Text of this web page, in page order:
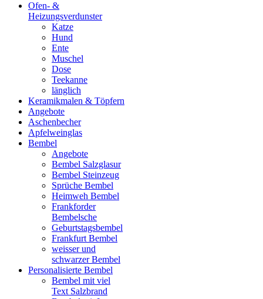
Ofen- &
Heizungsverdunster
Katze
Hund
Ente
Muschel
Dose
Teekanne
länglich
Keramikmalen & Töpfern
Angebote
Aschenbecher
Apfelweinglas
Bembel
Angebote
Bembel Salzglasur
Bembel Steinzeug
Sprüche Bembel
Heimweh Bembel
Frankforder
Bembelsche
Geburtstagsbembel
Frankfurt Bembel
weisser und
schwarzer Bembel
Personalisierte Bembel
Bembel mit viel
Text Salzbrand